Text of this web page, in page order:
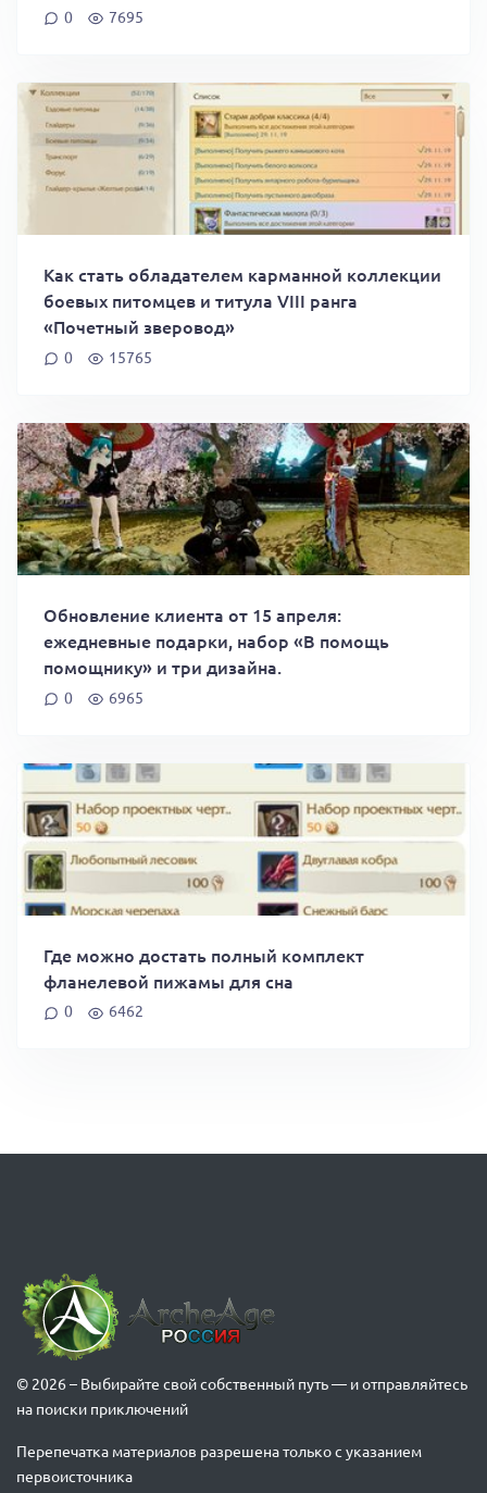
0 7695
Как стать обладателем карманной коллекции
боевых питомцев и титула VIII ранга
«Почетный зверовод»
0 15765
Обновление клиента от 15 апреля:
ежедневные подарки, набор «В помощь
помощнику» и три дизайна.
0 6965
Где можно достать полный комплект
фланелевой пижамы для сна
0 6462
© 2026 – Выбирайте свой собственный путь — и отправляйтесь
на поиски приключений
Перепечатка материалов разрешена только с указанием
первоисточника